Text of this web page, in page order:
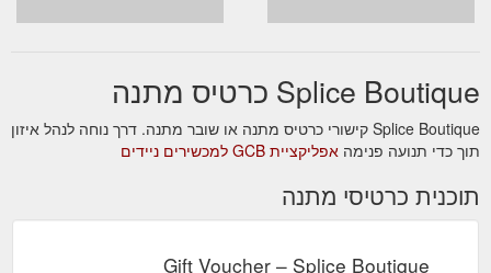
Splice Boutique כרטיס מתנה
Splice Boutique קישורי כרטיס מתנה או שובר מתנה. דרך נוחה לנהל איזון
תוך כדי תנועה פנימה אפליקציית GCB למכשירים ניידים
תוכנית כרטיסי מתנה
Gift Voucher – Splice Boutique